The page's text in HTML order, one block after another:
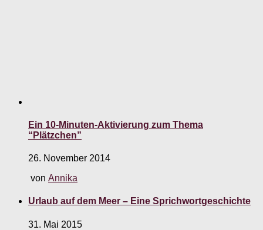
Ein 10-Minuten-Aktivierung zum Thema
“Plätzchen”
26. November 2014
von Annika
Urlaub auf dem Meer – Eine Sprichwortgeschichte
31. Mai 2015